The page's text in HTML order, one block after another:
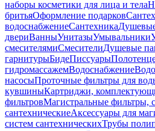
наборы косметики для лица и тела
бритьяОформление подарков
водоснабжениеСантехника
двериВанныУнитазыУмывальники
смесителямиСмесителиДушевые
гарнитурыБидеПиссуары
гидромассажемВодоснабжение
насосыПроточные фильтры для
кувшиныКартриджи,
фильтровМагистральные фильтры,
сантехническиеАксессуары для
систем сантехническихТрубы